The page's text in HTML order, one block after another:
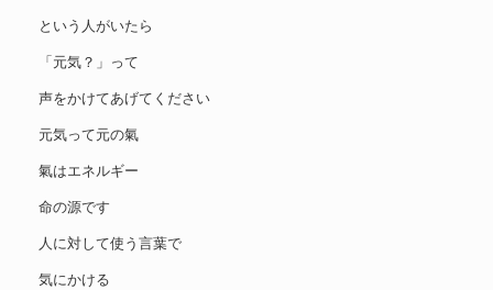
という人がいたら
「元気？」って
声をかけてあげてください
元気って元の氣
氣はエネルギー
命の源です
人に対して使う言葉で
気にかける